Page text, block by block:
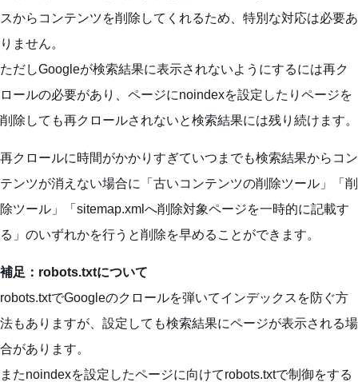
スからコンテンツを削除してくれるため、特別な対応は必要あ
りません。
ただしGoogleが検索結果に表示されないようにするには再ク
ロールの必要があり、ページにnoindexを設定したりページを
削除しても再クロールされないと検索結果には残り続けます。
再クロールに時間がかかりすぎていつまでも検索結果からコン
テンツが消えない場合に「古いコンテンツの削除ツール」「削
除ツール」「sitemap.xmlへ削除対象ページを一時的に記載す
る」のいずれかを行うと削除を早めることができます。
補足：robots.txtについて
robots.txtでGoogleのクロールを弾いてインデックスを防ぐ方
法もありますが、設定しても検索結果にページが表示される場
合があります。
またnoindexを設定したページに向けてrobots.txtで制御をする